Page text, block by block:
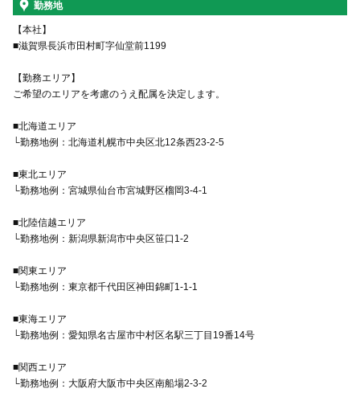
勤務地
【本社】
■滋賀県長浜市田村町字仙堂前1199
【勤務エリア】
ご希望のエリアを考慮のうえ配属を決定します。
■北海道エリア
└勤務地例：北海道札幌市中央区北12条西23-2-5
■東北エリア
└勤務地例：宮城県仙台市宮城野区榴岡3-4-1
■北陸信越エリア
└勤務地例：新潟県新潟市中央区笹口1-2
■関東エリア
└勤務地例：東京都千代田区神田錦町1-1-1
■東海エリア
└勤務地例：愛知県名古屋市中村区名駅三丁目19番14号
■関西エリア
└勤務地例：大阪府大阪市中央区南船場2-3-2